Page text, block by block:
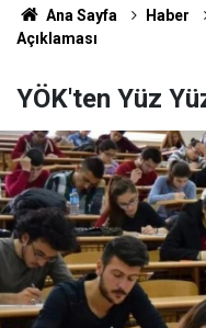
Ana Sayfa Haber
Açıklaması
YÖK'ten Yüz